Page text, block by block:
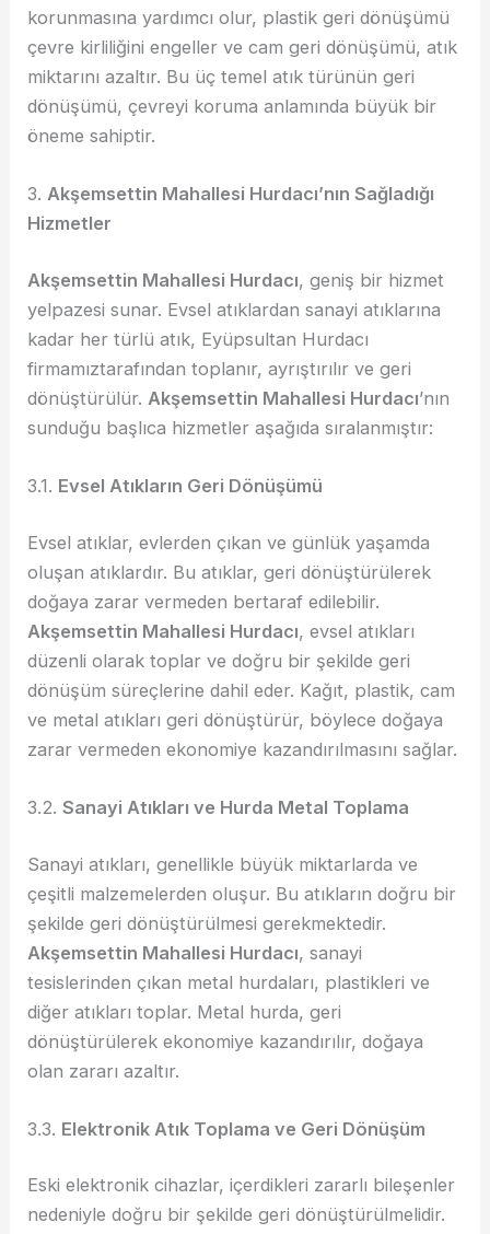
korunmasına yardımcı olur, plastik geri dönüşümü
çevre kirliliğini engeller ve cam geri dönüşümü, atık
miktarını azaltır. Bu üç temel atık türünün geri
dönüşümü, çevreyi koruma anlamında büyük bir
öneme sahiptir.
3.Akşemsettin Mahallesi Hurdacı’nın Sağladığı
Hizmetler
Akşemsettin Mahallesi Hurdacı, geniş bir hizmet
yelpazesi sunar. Evsel atıklardan sanayi atıklarına
kadar her türlü atık, Eyüpsultan Hurdacı
firmamıztarafından toplanır, ayrıştırılır ve geri
dönüştürülür. Akşemsettin Mahallesi Hurdacı’nın
sunduğu başlıca hizmetler aşağıda sıralanmıştır:
3.1. Evsel Atıkların Geri Dönüşümü
Evsel atıklar, evlerden çıkan ve günlük yaşamda
oluşan atıklardır. Bu atıklar, geri dönüştürülerek
doğaya zarar vermeden bertaraf edilebilir.
Akşemsettin Mahallesi Hurdacı, evsel atıkları
düzenli olarak toplar ve doğru bir şekilde geri
dönüşüm süreçlerine dahil eder. Kağıt, plastik, cam
ve metal atıkları geri dönüştürür, böylece doğaya
zarar vermeden ekonomiye kazandırılmasını sağlar.
3.2.Sanayi Atıkları ve Hurda Metal Toplama
Sanayi atıkları, genellikle büyük miktarlarda ve
çeşitli malzemelerden oluşur. Bu atıkların doğru bir
şekilde geri dönüştürülmesi gerekmektedir.
Akşemsettin Mahallesi Hurdacı, sanayi
tesislerinden çıkan metal hurdaları, plastikleri ve
diğer atıkları toplar. Metal hurda, geri
dönüştürülerek ekonomiye kazandırılır, doğaya
olan zararı azaltır.
3.3. Elektronik Atık Toplama ve Geri Dönüşüm
Eski elektronik cihazlar, içerdikleri zararlı bileşenler
nedeniyle doğru bir şekilde geri dönüştürülmelidir.